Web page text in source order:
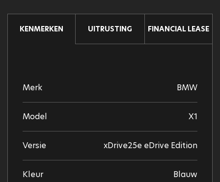
KENMERKEN UITRUSTING FINANCIAL LEASE
Merk BMW
Model X1
Versie xDrive25e eDrive Edition
Kleur Blauw